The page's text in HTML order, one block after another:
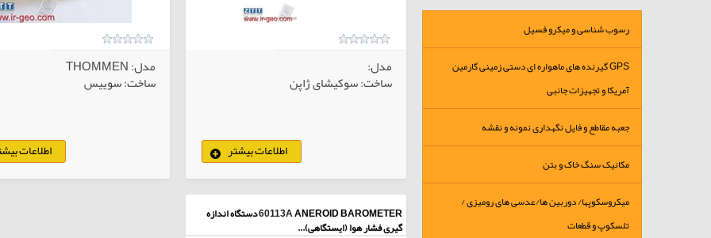
رسوب شناسی و میکرو فسیل
GPS گیرنده های ماهواره ای دستی زمینی گارمین
آمریکا و تجهیزات جانبی
جعبه مقاطع و فایل نگهداری نمونه و نقشه
مکانیک سنگ خاک و بتن
میکروسکوپها/ دوربین ها/عدسی های رومیزی /
تلسکوپ و قطعات
مدل:
ساخت: سوکیشای ژاپن
اطلاعات بیشتر
مدل: THOMMEN
ساخت: سوییس
اطلاعات کالاهای انتخابی
60113AANEROID BAROMETER دستگاه اندازه
گیری فشار هوا (ایستگاهی)...